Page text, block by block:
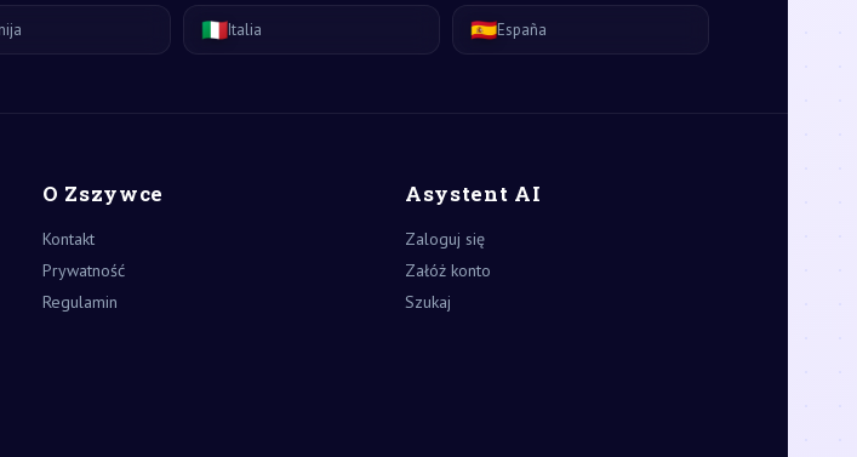
🇮🇹Italia 🇪🇸España
O Zszywce
Kontakt
Prywatność
Regulamin
Asystent AI
Zaloguj się
Załóż konto
Szukaj